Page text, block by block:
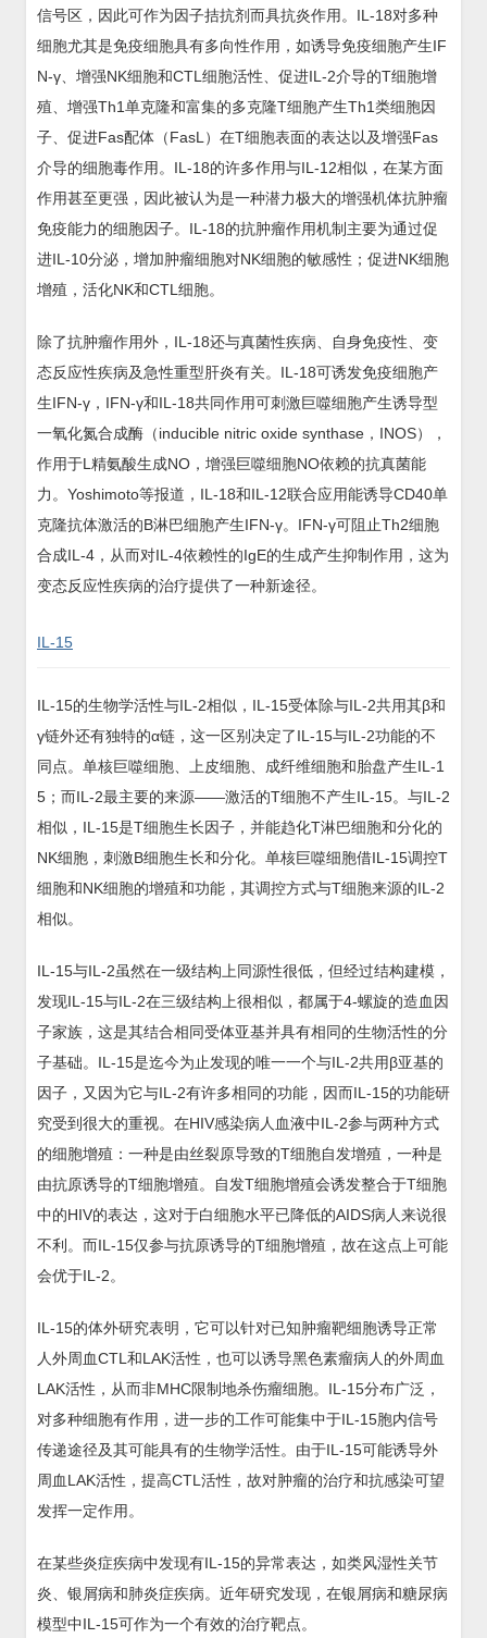
信号区，因此可作为因子拮抗剂而具抗炎作用。IL-18对多种
细胞尤其是免疫细胞具有多向性作用，如诱导免疫细胞产生IF
N-γ、增强NK细胞和CTL细胞活性、促进IL-2介导的T细胞增
殖、增强Th1单克隆和富集的多克隆T细胞产生Th1类细胞因
子、促进Fas配体（FasL）在T细胞表面的表达以及增强Fas
介导的细胞毒作用。IL-18的许多作用与IL-12相似，在某方面
作用甚至更强，因此被认为是一种潜力极大的增强机体抗肿瘤
免疫能力的细胞因子。IL-18的抗肿瘤作用机制主要为通过促
进IL-10分泌，增加肿瘤细胞对NK细胞的敏感性；促进NK细胞
增殖，活化NK和CTL细胞。
除了抗肿瘤作用外，IL-18还与真菌性疾病、自身免疫性、变
态反应性疾病及急性重型肝炎有关。IL-18可诱发免疫细胞产
生IFN-γ，IFN-γ和IL-18共同作用可刺激巨噬细胞产生诱导型
一氧化氮合成酶（inducible nitric oxide synthase，INOS），
作用于L精氨酸生成NO，增强巨噬细胞NO依赖的抗真菌能
力。Yoshimoto等报道，IL-18和IL-12联合应用能诱导CD40单
克隆抗体激活的B淋巴细胞产生IFN-γ。IFN-γ可阻止Th2细胞
合成IL-4，从而对IL-4依赖性的IgE的生成产生抑制作用，这为
变态反应性疾病的治疗提供了一种新途径。
IL-15
IL-15的生物学活性与IL-2相似，IL-15受体除与IL-2共用其β和
γ链外还有独特的α链，这一区别决定了IL-15与IL-2功能的不
同点。单核巨噬细胞、上皮细胞、成纤维细胞和胎盘产生IL-1
5；而IL-2最主要的来源——激活的T细胞不产生IL-15。与IL-2
相似，IL-15是T细胞生长因子，并能趋化T淋巴细胞和分化的
NK细胞，刺激B细胞生长和分化。单核巨噬细胞借IL-15调控T
细胞和NK细胞的增殖和功能，其调控方式与T细胞来源的IL-2
相似。
IL-15与IL-2虽然在一级结构上同源性很低，但经过结构建模，
发现IL-15与IL-2在三级结构上很相似，都属于4-螺旋的造血因
子家族，这是其结合相同受体亚基并具有相同的生物活性的分
子基础。IL-15是迄今为止发现的唯一一个与IL-2共用β亚基的
因子，又因为它与IL-2有许多相同的功能，因而IL-15的功能研
究受到很大的重视。在HIV感染病人血液中IL-2参与两种方式
的细胞增殖：一种是由丝裂原导致的T细胞自发增殖，一种是
由抗原诱导的T细胞增殖。自发T细胞增殖会诱发整合于T细胞
中的HIV的表达，这对于白细胞水平已降低的AIDS病人来说很
不利。而IL-15仅参与抗原诱导的T细胞增殖，故在这点上可能
会优于IL-2。
IL-15的体外研究表明，它可以针对已知肿瘤靶细胞诱导正常
人外周血CTL和LAK活性，也可以诱导黑色素瘤病人的外周血
LAK活性，从而非MHC限制地杀伤瘤细胞。IL-15分布广泛，
对多种细胞有作用，进一步的工作可能集中于IL-15胞内信号
传递途径及其可能具有的生物学活性。由于IL-15可能诱导外
周血LAK活性，提高CTL活性，故对肿瘤的治疗和抗感染可望
发挥一定作用。
在某些炎症疾病中发现有IL-15的异常表达，如类风湿性关节
炎、银屑病和肺炎症疾病。近年研究发现，在银屑病和糖尿病
模型中IL-15可作为一个有效的治疗靶点。